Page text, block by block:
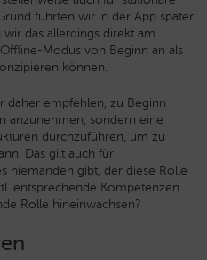
führten wir in der App später
das allerdings direkt am
Modus von Beginn an als
können.
daher empfehlen, zu Beginn
anzunehmen, sondern eine
durchzuführen, um zu
Das gilt auch für
niemanden gibt, der diese Rolle
entsprechende Kompetenzen
Rolle hineinwachsen?